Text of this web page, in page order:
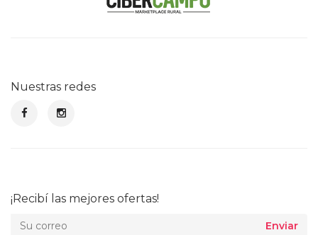
Nuestras redes
¡Recibí las mejores ofertas!
Enviar